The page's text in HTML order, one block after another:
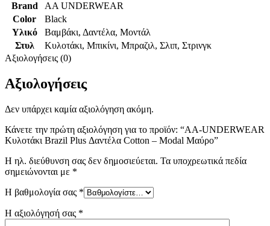
Brand
AA UNDERWEAR
Color
Black
Υλικό
Βαμβάκι, Δαντέλα, Μοντάλ
Στυλ
Κυλοτάκι, Μπικίνι, Μπραζιλ, Σλιπ, Στρινγκ
Αξιολογήσεις (0)
Αξιολογήσεις
Δεν υπάρχει καμία αξιολόγηση ακόμη.
Κάνετε την πρώτη αξιολόγηση για το προϊόν: “AA-UNDERWEAR
Κυλοτάκι Brazil Plus Δαντέλα Cotton – Modal Μαύρο”
Η ηλ. διεύθυνση σας δεν δημοσιεύεται. Τα υποχρεωτικά πεδία
σημειώνονται με *
Η βαθμολογία σας *
Η αξιολόγησή σας *